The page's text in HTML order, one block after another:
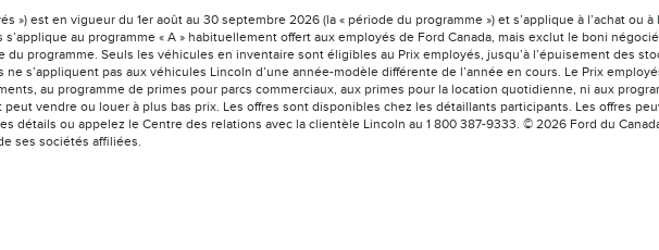
») est en vigueur du 1er août au 30 septembre 2026 (la « période du programme ») et s’applique à l’achat
au programme « A » habituellement offert aux employés de Ford Canada, mais exclut le boni
programme. Seuls les véhicules en inventaire sont éligibles au Prix employés, jusqu’à l’épuisement des
s’appliquent pas aux véhicules Lincoln d’une année-modèle différente de l’année en cours. Le Prix
au programme de primes pour parcs commerciaux, aux primes pour la location quotidienne, ni aux
vendre ou louer à plus bas prix. Les offres sont disponibles chez les détaillants participants. Les offres
détails ou appelez le Centre des relations avec la clientèle Lincoln au 1 800 387-9333. © 2026 Ford du
ses sociétés affiliées.